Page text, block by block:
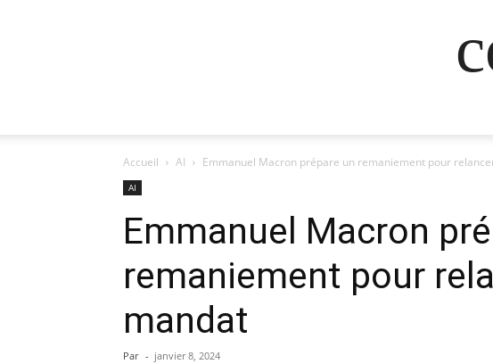
Accueil AI Emmanuel Macron prépare un remaniement pour
AI
Emmanuel Macron
remaniement pour
mandat
Par - janvier 8, 2024